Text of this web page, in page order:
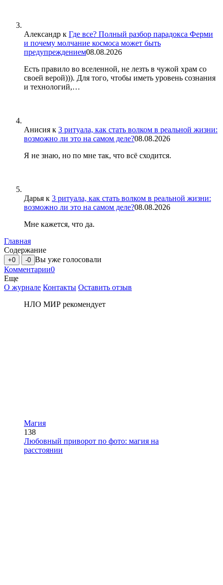
Александр к Где все? Полный разбор парадокса Ферми
и почему молчание космоса может быть
предупреждением08.08.2026
Есть правило во вселенной, не лезть в чужой храм со
своей верой))). Для того, чтобы иметь уровень сознания
и технологий,…
Анисия к 3 ритуала, как стать волком в реальной жизни:
возможно ли это на самом деле?08.08.2026
Я не знаю, но по мне так, что всё сходится.
Дарья к 3 ритуала, как стать волком в реальной жизни:
возможно ли это на самом деле?08.08.2026
Мне кажется, что да.
Главная
Содержание
+0 -0 Вы уже голосовали
Комментарии0
Еще
О журнале Контакты Оставить отзыв
НЛО МИР рекомендует
Магия
138
Любовный приворот по фото: магия на
расстоянии